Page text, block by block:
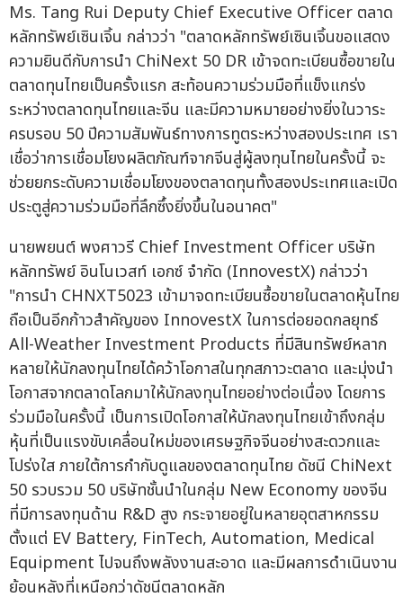
Ms. Tang Rui Deputy Chief Executive Officer ตลาด
หลักทรัพย์เซินเจิ้น กล่าวว่า "ตลาดหลักทรัพย์เซินเจิ้นขอแสดง
ความยินดีกับการนำ ChiNext 50 DR เข้าจดทะเบียนซื้อขายใน
ตลาดทุนไทยเป็นครั้งแรก สะท้อนความร่วมมือที่แข็งแกร่ง
ระหว่างตลาดทุนไทยและจีน และมีความหมายอย่างยิ่งในวาระ
ครบรอบ 50 ปีความสัมพันธ์ทางการทูตระหว่างสองประเทศ เรา
เชื่อว่าการเชื่อมโยงผลิตภัณฑ์จากจีนสู่ผู้ลงทุนไทยในครั้งนี้ จะ
ช่วยยกระดับความเชื่อมโยงของตลาดทุนทั้งสองประเทศและเปิด
ประตูสู่ความร่วมมือที่ลึกซึ้งยิ่งขึ้นในอนาคต"
นายพยนต์ พงศาวรี Chief Investment Officer บริษัท
หลักทรัพย์ อินโนเวสท์ เอกซ์ จำกัด (InnovestX) กล่าวว่า
"การนำ CHNXT5023 เข้ามาจดทะเบียนซื้อขายในตลาดหุ้นไทย
ถือเป็นอีกก้าวสำคัญของ InnovestX ในการต่อยอดกลยุทธ์
All-Weather Investment Products ที่มีสินทรัพย์หลาก
หลายให้นักลงทุนไทยได้คว้าโอกาสในทุกสภาวะตลาด และมุ่งนำ
โอกาสจากตลาดโลกมาให้นักลงทุนไทยอย่างต่อเนื่อง โดยการ
ร่วมมือในครั้งนี้ เป็นการเปิดโอกาสให้นักลงทุนไทยเข้าถึงกลุ่ม
หุ้นที่เป็นแรงขับเคลื่อนใหม่ของเศรษฐกิจจีนอย่างสะดวกและ
โปร่งใส ภายใต้การกำกับดูแลของตลาดทุนไทย ดัชนี ChiNext
50 รวบรวม 50 บริษัทชั้นนำในกลุ่ม New Economy ของจีน
ที่มีการลงทุนด้าน R&D สูง กระจายอยู่ในหลายอุตสาหกรรม
ตั้งแต่ EV Battery, FinTech, Automation, Medical
Equipment ไปจนถึงพลังงานสะอาด และมีผลการดำเนินงาน
ย้อนหลังที่เหนือกว่าดัชนีตลาดหลัก